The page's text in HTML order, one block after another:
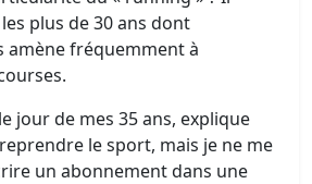
plus de 30 ans dont
amène fréquemment à
jour de mes 35 ans, explique
reprendre le sport, mais je ne me
un abonnement dans une